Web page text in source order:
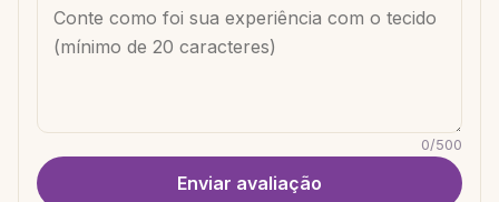
0/500
Enviar avaliação